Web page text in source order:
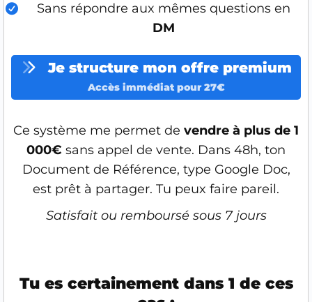
Sans répondre aux mêmes questions en
DM
Je structure mon offre premium
Accès immédiat pour 27€
Ce système me permet de vendre à plus de 1
000€ sans appel de vente. Dans 48h, ton
Document de Référence, type Google Doc,
est prêt à partager. Tu peux faire pareil.
Satisfait ou remboursé sous 7 jours
Tu es certainement dans 1 de ces